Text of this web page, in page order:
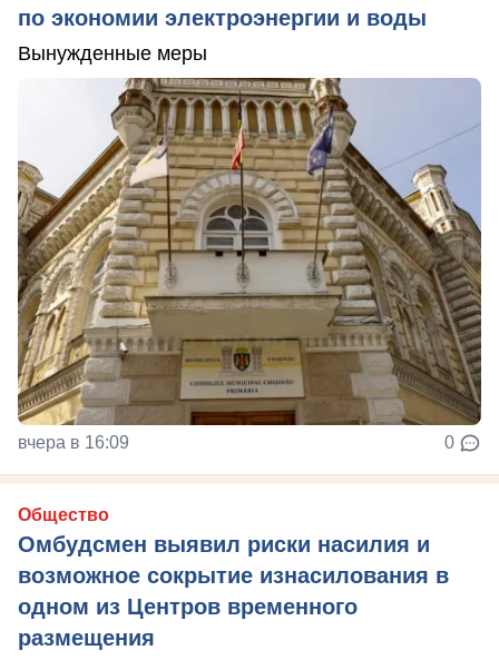
по экономии электроэнергии и воды
Вынужденные меры
вчера в 16:09 0
Общество
Омбудсмен выявил риски насилия и
возможное сокрытие изнасилования в
одном из Центров временного
размещения